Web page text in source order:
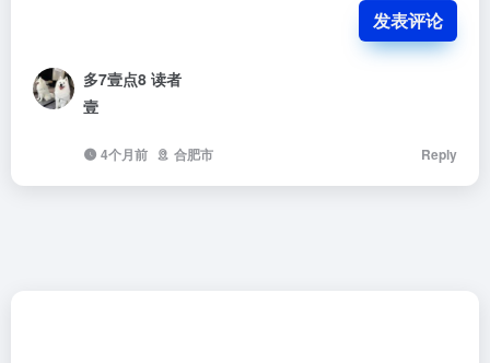
发表评论
多7壹点8 读者
壹
4个月前 合肥市 Reply